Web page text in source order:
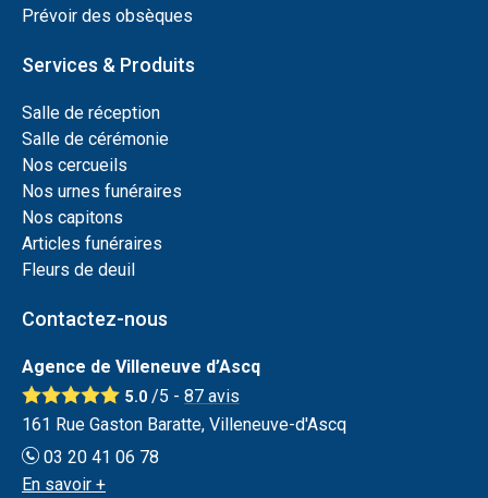
Prévoir des obsèques
Services & Produits
Salle de réception
Salle de cérémonie
Nos cercueils
Nos urnes funéraires
Nos capitons
Articles funéraires
Fleurs de deuil
Contactez-nous
Agence de Villeneuve d’Ascq
5.0 /5 - 87 avis
161 Rue Gaston Baratte, Villeneuve-d'Ascq
03 20 41 06 78
En savoir +